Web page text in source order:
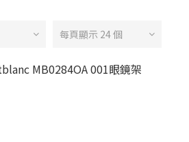
每頁顯示 24 個